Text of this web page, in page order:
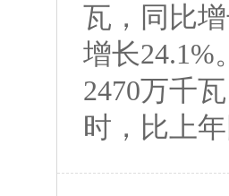
瓦，同比
增长24.1%
2470万千
时，比上